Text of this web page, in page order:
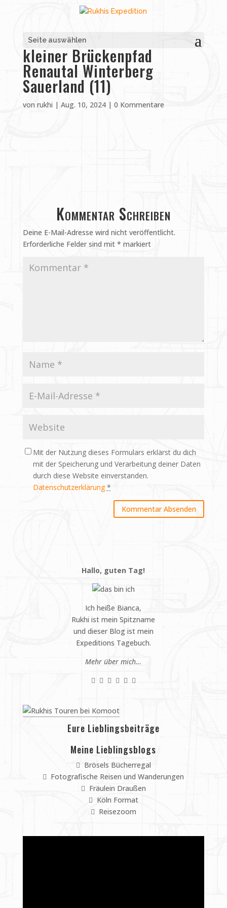
Seite auswählen
kleiner Brückenpfad
Renautal Winterberg
Sauerland (11)
von rukhi | Aug. 10, 2024| 0 Kommentare
Kommentar Schreiben
Deine E-Mail-Adresse wird nicht veröffentlicht.
Erforderliche Felder sind mit * markiert
Mit der Nutzung dieses Formulars erklärst du dich
mit der Speicherung und Verarbeitung deiner Daten
durch diese Website einverstanden.
Datenschutzerklärung *
Hallo, guten Tag!
Ich heiße Bianca,
Rukhi ist mein Spitzname
und dieser Blog ist mein
Expeditions Tagebuch.
Mehr über mich…
Eure Lieblingsbeiträge
Meine Lieblingsblogs
Brösels Bücherregal
Fotografische Reisen und Wanderungen
Fräulein Draußen
Köln Format
Reisezoom